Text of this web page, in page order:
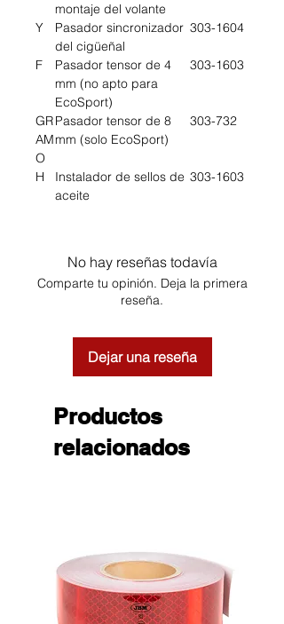
montaje del volante
Y
Pasador sincronizador
del cigüeñal
303-1604
F
Pasador tensor de 4
mm (no apto para
EcoSport)
303-1603
GR
AM
O
Pasador tensor de 8
mm (solo EcoSport)
303-732
H
Instalador de sellos de
aceite
303-1603
No hay reseñas todavía
Comparte tu opinión. Deja la primera
reseña.
Dejar una reseña
Productos
relacionados